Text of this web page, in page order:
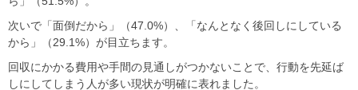
次いで「面倒だから」（47.0%）、「なんとなく後回しにしている
から」（29.1%）が目立ちます。
回収にかかる費用や手間の見通しがつかないことで、行動を先延ば
しにしてしまう人が多い現状が明確に表れました。